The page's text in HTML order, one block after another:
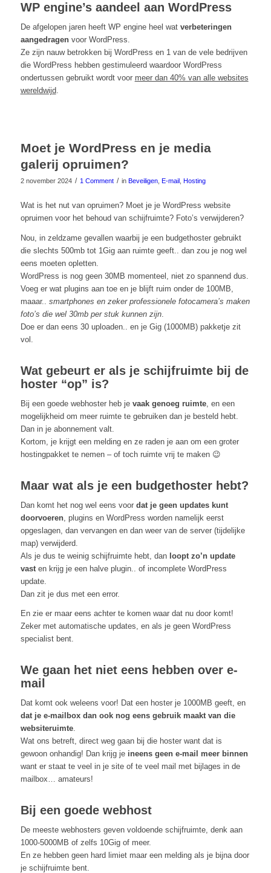
WP engine’s aandeel aan WordPress
De afgelopen jaren heeft WP engine heel wat verbeteringen
aangedragenvoor WordPress.
Ze zijn nauw betrokken bij WordPress en 1 van de vele bedrijven
die WordPress hebben gestimuleerd waardoor WordPress
ondertussen gebruikt wordt voor meer dan 40% van alle websites
wereldwijd.
Moet je WordPress en je media
galerij opruimen?
2 november 2024 / 1 Comment / in Beveiligen, E-mail , Hosting
Wat is het nut van opruimen? Moet je je WordPress website
opruimen voor het behoud van schijfruimte? Foto’s verwijderen?
Nou, in zeldzame gevallen waarbij je een budgethoster gebruikt
die slechts 500mb tot 1Gig aan ruimte geeft.. dan zou je nog wel
eens moeten opletten.
WordPress is nog geen 30MB momenteel, niet zo spannend dus.
Voeg er wat plugins aan toe en je blijft ruim onder de 100MB,
maaar.. smartphones en zeker professionele fotocamera’s maken
foto’s die wel 30mb per stuk kunnen zijn.
Doe er dan eens 30 uploaden.. en je Gig (1000MB) pakketje zit
vol.
Wat gebeurt er als je schijfruimte bij de
hoster “op” is?
Bij een goede webhoster heb je vaak genoeg ruimte, en een
mogelijkheid om meer ruimte te gebruiken dan je besteld hebt.
Dan in je abonnement valt.
Kortom, je krijgt een melding en ze raden je aan om een groter
hostingpakket te nemen – of toch ruimte vrij te maken 😉
Maar wat als je een budgethoster hebt?
Dan komt het nog wel eens voor dat je geen updates kunt
doorvoeren, plugins en WordPress worden namelijk eerst
opgeslagen, dan vervangen en dan weer van de server (tijdelijke
map) verwijderd.
Als je dus te weinig schijfruimte hebt, dan loopt zo’n update
vasten krijg je een halve plugin.. of incomplete WordPress
update.
Dan zit je dus met een error.
En zie er maar eens achter te komen waar dat nu door komt!
Zeker met automatische updates, en als je geen WordPress
specialist bent.
We gaan het niet eens hebben over e-
mail
Dat komt ook weleens voor! Dat een hoster je 1000MB geeft, en
dat je e-mailbox dan ook nog eens gebruik maakt van die
websiteruimte.
Wat ons betreft, direct weg gaan bij die hoster want dat is
gewoon onhandig! Dan krijg je ineens geen e-mail meer binnen
want er staat te veel in je site of te veel mail met bijlages in de
mailbox… amateurs!
Bij een goede webhost
De meeste webhosters geven voldoende schijfruimte, denk aan
1000-5000MB of zelfs 10Gig of meer.
En ze hebben geen hard limiet maar een melding als je bijna door
je schijfruimte bent.